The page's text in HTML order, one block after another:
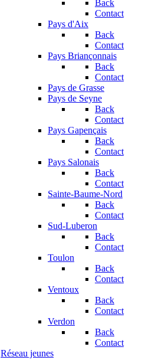
Back
Contact
Pays d'Aix
Back
Contact
Pays Briançonnais
Back
Contact
Pays de Grasse
Pays de Seyne
Back
Contact
Pays Gapençais
Back
Contact
Pays Salonais
Back
Contact
Sainte-Baume-Nord
Back
Contact
Sud-Luberon
Back
Contact
Toulon
Back
Contact
Ventoux
Back
Contact
Verdon
Back
Contact
Réseau jeunes